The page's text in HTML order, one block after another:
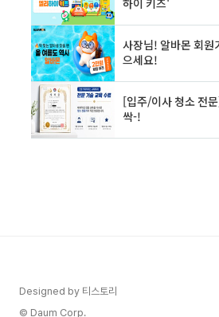
Designed by 티스토리
© Daum Corp.